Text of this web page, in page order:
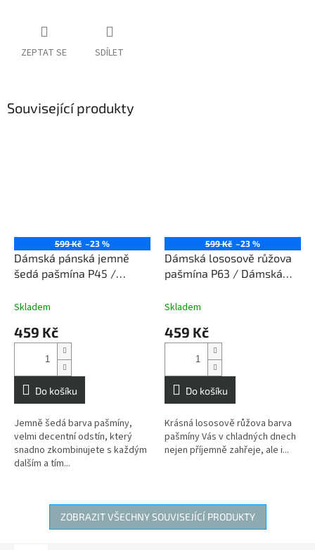
ZEPTAT SE SDÍLET
Související produkty
599 Kč –23 %
Dámská pánská jemně
šedá pašmína P45 /
šedá šála
Skladem
459 Kč
Do košíku
Jemně šedá barva pašmíny,
velmi decentní odstín, který
snadno zkombinujete s každým
dalším a tím...
599 Kč –23 %
Dámská lososově růžova
pašmína P63 / Dámská
Skladem
459 Kč
Do košíku
Krásná lososově růžova barva
pašmíny Vás v chladných dnech
nejen příjemně zahřeje, ale i...
ZOBRAZIT VŠECHNY SOUVISEJÍCÍ PRODUKTY